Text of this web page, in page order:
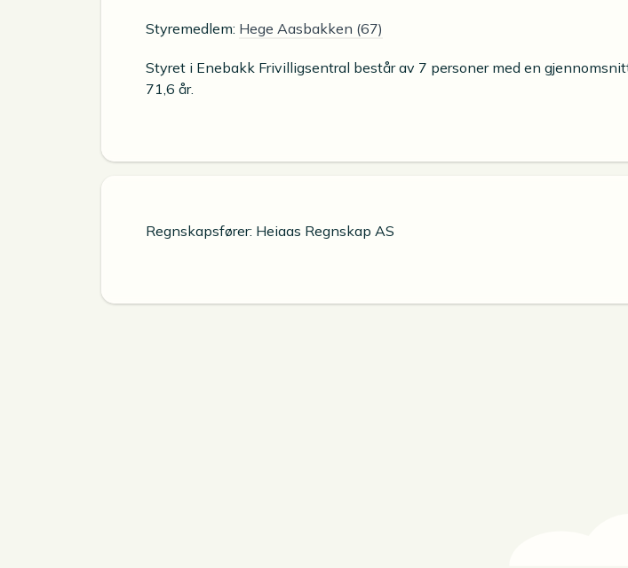
Styremedlem: Hege Aasbakken (67)
Styret i Enebakk Frivilligsentral består av 7 personer med en
71,6 år.
Regnskapsfører: Heiaas Regnskap AS